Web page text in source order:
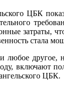
ЦБК
затраты,
стала
любое
включают
ЦБК.